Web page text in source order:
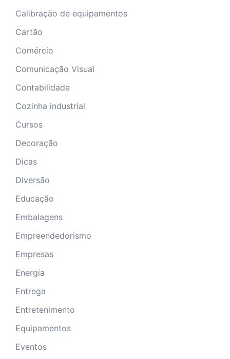
Calibração de equipamentos
Cartão
Comércio
Comunicação Visual
Contabilidade
Cozinha industrial
Cursos
Decoração
Dicas
Diversão
Educação
Embalagens
Empreendedorismo
Empresas
Energia
Entrega
Entretenimento
Equipamentos
Eventos